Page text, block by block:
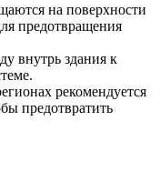
на поверхности
предотвращения
внутрь здания к
рекомендуется
предотвратить